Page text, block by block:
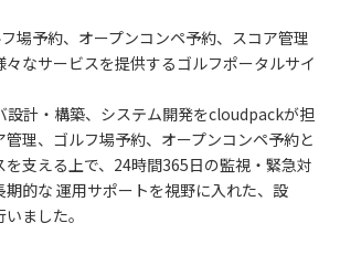
場予約、オープンコンペ予約、スコア管理
々なサービスを提供するゴルフポータルサイ
設計・構築、システム開発をcloudpackが担
理、ゴルフ場予約、オープンコンペ予約と
を支える上で、24時間365日の監視・緊急対
期的な 運用サポートを視野に入れた、設
ました。